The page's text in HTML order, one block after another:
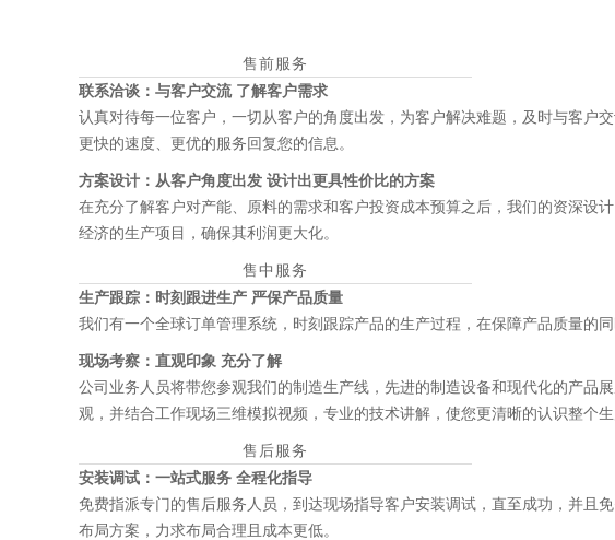
售前服务
联系洽谈：与客户交流 了解客户需求
认真对待每一位客户，一切从客户的角度出发，为客户解决难题，及时与客户
更快的速度、更优的服务回复您的信息。
方案设计：从客户角度出发 设计出更具性价比的方案
在充分了解客户对产能、原料的需求和客户投资成本预算之后，我们的资深设
经济的生产项目，确保其利润更大化。
售中服务
生产跟踪：时刻跟进生产 严保产品质量
我们有一个全球订单管理系统，时刻跟踪产品的生产过程，在保障产品质量的
现场考察：直观印象 充分了解
公司业务人员将带您参观我们的制造生产线，先进的制造设备和现代化的产品
观，并结合工作现场三维模拟视频，专业的技术讲解，使您更清晰的认识整个生
售后服务
安装调试：一站式服务 全程化指导
免费指派专门的售后服务人员，到达现场指导客户安装调试，直至成功，并且
布局方案，力求布局合理且成本更低。